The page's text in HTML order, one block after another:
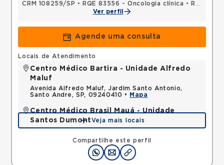
CRM 108259/SP • RQE 83556 - Oncologia clínica •
RQE 83557 - Clínica médica
Ver perfil
Agende uma consulta
Compartilhe este perfil
Locais de Atendimento
Centro Médico Bartira - Unidade Alfredo
Maluf
Avenida Alfredo Maluf, Jardim Santo Antonio,
Santo Andre, SP, 09240410 •
Mapa
Centro Médico Brasil Mauá - Unidade
Santos Dumont
Rua Santos Dumont, Vila Bocaina, Maua, SP,
Mapa
Veja mais locais